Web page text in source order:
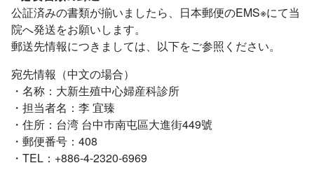
公証済みの書類が揃いましたら、日本郵便のEMS※にて当
院へ発送をお願いします。
郵送先情報につきましては、以下をご参照ください。
宛先情報（中文の場合）
・名称：大新生殖中心婦産科診所
・担当者名：李 宜臻
・住所：台湾 台中巿南屯區大進街449號
・郵便番号：408
・TEL：+886-4-2320-6969